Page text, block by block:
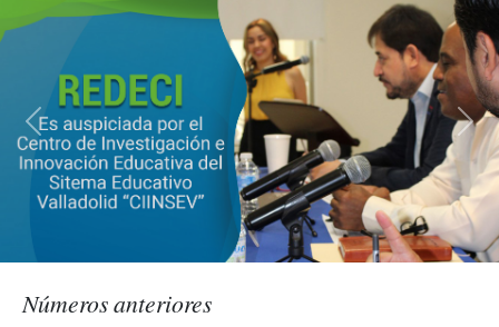
Números anteriores